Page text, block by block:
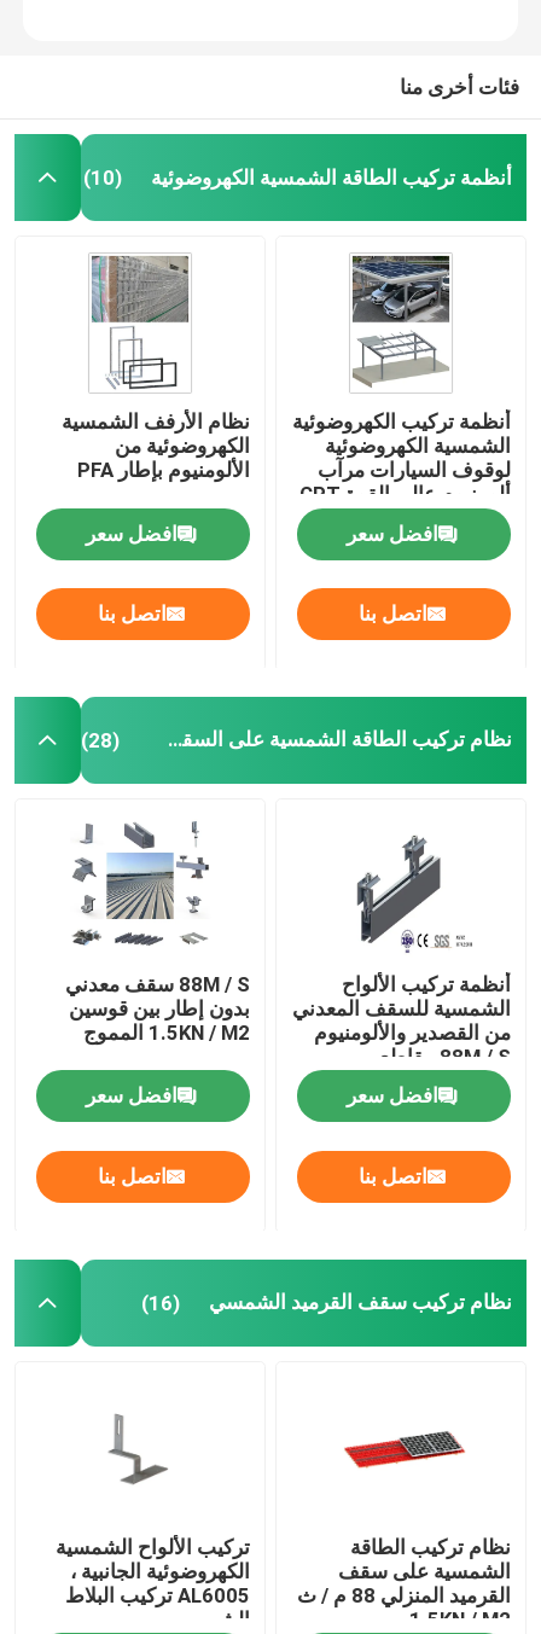
منتجات
أشرطة فيديو
عرض الواقع الافتراضي
رقابة جودة
حالات
أنظمة تركيب الطاقة الشمسية الكهروضوئية
نظام تركيب الطاقة الشمسية على السقف المعدني
نظام تركيب الطاقة الشمسية على السقف المسطح
هيكل تركيب الطاقة الشمسية من الألومنيوم
مرآب للطاقة الشمسية
فئات أخرى منا
أنظمة تركيب الطاقة الشمسية الكهروضوئية (10)
أنظمة تركيب الكهروضوئية
الشمسية الكهروضوئية
لوقوف السيارات مرآب
ألومنيوم عالي القوة CPT
افضل سعر
اتصل بنا
نظام الأرفف الشمسية
الكهروضوئية من
الألومنيوم بإطار PFA
افضل سعر
اتصل بنا
نظام تركيب الطاقة الشمسية على السقف المعدني (28)
أنظمة تركيب الألواح
الشمسية للسقف المعدني
من القصدير والألومنيوم
88M / S مقاطع
افضل سعر
اتصل بنا
88M / S سقف معدني
بدون إطار بين قوسين
1.5KN / M2 المموج
افضل سعر
اتصل بنا
نظام تركيب سقف القرميد الشمسي (16)
نظام تركيب الطاقة
الشمسية على سقف
القرميد المنزلي 88 م / ث
1.5KN / M2
تركيب الألواح الشمسية
الكهروضوئية الجانبية ،
AL6005 تركيب البلاط
الشمسي